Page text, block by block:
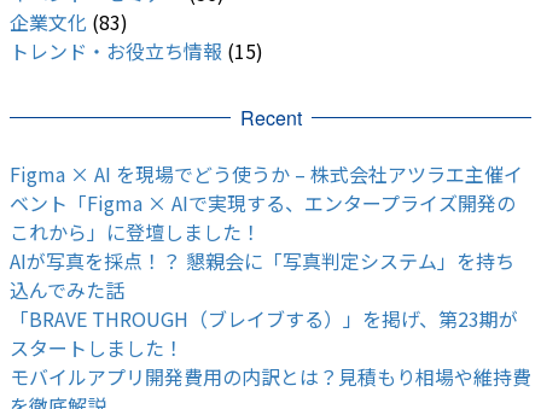
企業文化 (83)
トレンド・お役立ち情報 (15)
Recent
Figma × AI を現場でどう使うか – 株式会社アツラエ主催イ
ベント「Figma × AIで実現する、エンタープライズ開発の
これから」に登壇しました！
AIが写真を採点！？ 懇親会に「写真判定システム」を持ち
込んでみた話
「BRAVE THROUGH（ブレイブする）」を掲げ、第23期が
スタートしました！
モバイルアプリ開発費用の内訳とは？見積もり相場や維持費